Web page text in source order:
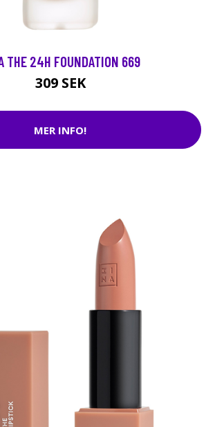
THE 24H FOUNDATION 669
309 SEK
MER INFO!